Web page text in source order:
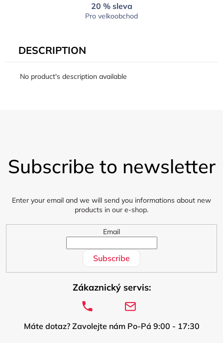
20 % sleva
Pro velkoobchod
DESCRIPTION
No product's description available
Subscribe to newsletter
Enter your email and we will send you informations about new
products in our e-shop.
Email
Subscribe
Zákaznický servis:
Máte dotaz? Zavolejte nám Po-Pá 9:00 - 17:30